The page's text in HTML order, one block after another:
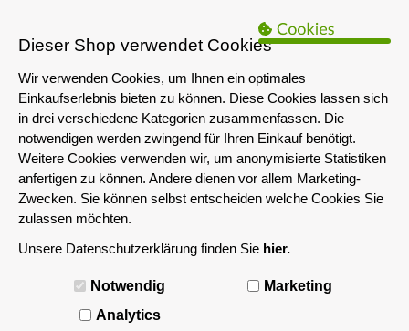
Das servershop-bayern.de Angebot richtet sich nur an
Unternehmen i.S.d. § 14 BGB sowie die öffentliche Hand. Ein Verkauf
an Privatpersonen ist nicht möglich.
MENÜ
Dieser Shop verwendet Cookies
Wir verwenden Cookies, um Ihnen ein optimales
Einkaufserlebnis bieten zu können. Diese Cookies lassen sich
in drei verschiedene Kategorien zusammenfassen. Die
notwendigen werden zwingend für Ihren Einkauf benötigt.
Weitere Cookies verwenden wir, um anonymisierte Statistiken
anfertigen zu können. Andere dienen vor allem Marketing-
Zwecken. Sie können selbst entscheiden welche Cookies Sie
zulassen möchten.
Unsere Datenschutzerklärung finden Sie hier.
Notwendig
Marketing
Analytics